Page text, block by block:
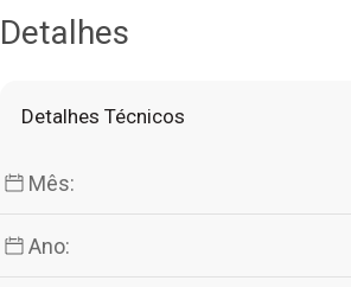
Detalhes
Detalhes Técnicos
Mês:
Ano: